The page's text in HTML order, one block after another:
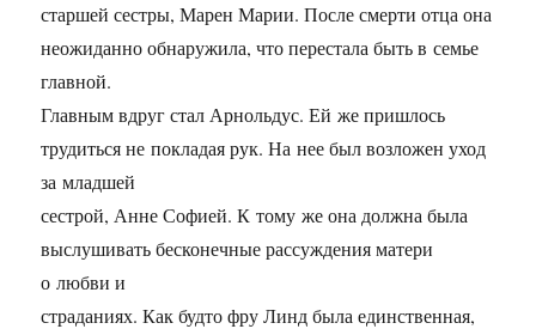
старшей сестры, Марен Марии. После смерти отца она
неожиданно обнаружила, что перестала быть в семье
главной.
Главным вдруг стал Арнольдус. Ей же пришлось
трудиться не покладая рук. На нее был возложен уход
за младшей
сестрой, Анне Софией. К тому же она должна была
выслушивать бесконечные рассуждения матери
о любви и
страданиях. Как будто фру Линд была единственная,